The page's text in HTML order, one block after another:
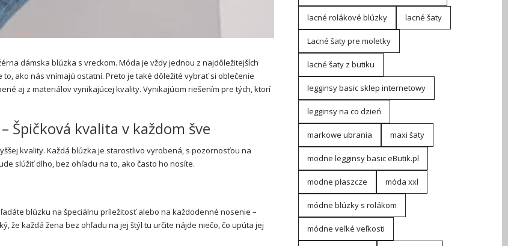
dámska blúzka s vreckom. Móda je vždy jednou z najdôležitejších
ako nás vnímajú ostatní. Preto je také dôležité vybrať si oblečenie
aj z materiálov vynikajúcej kvality. Vynikajúcim riešením pre tých, ktorí
Špičková kvalita v každom šve
kvality. Každá blúzka je starostlivo vyrobená, s pozornosťou na
slúžiť dlho, bez ohľadu na to, ako často ho nosíte.
blúzku na špeciálnu príležitosť alebo na každodenné nosenie –
že každá žena bez ohľadu na jej štýl tu určite nájde niečo, čo upúta jej
lacné rolákové blúzky lacné šaty
Lacné šaty pre moletky
lacné šaty z butiku
legginsy basic sklep internetowy
legginsy na co dzień
markowe ubrania maxi šaty
modne legginsy basic eButik.pl
modne płaszcze móda xxl
módne blúzky s rolákom
módne veľké veľkosti